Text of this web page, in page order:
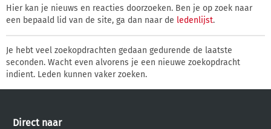
Hier kan je nieuws en reacties doorzoeken. Ben je op zoek naar
een bepaald lid van de site, ga dan naar de ledenlijst.
Je hebt veel zoekopdrachten gedaan gedurende de laatste
seconden. Wacht even alvorens je een nieuwe zoekopdracht
indient. Leden kunnen vaker zoeken.
Direct naar